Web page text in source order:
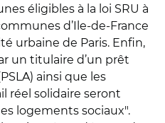
éligibles à la loi SRU à
d’Ile-de-France
urbaine de Paris. Enfin,
un titulaire d’un prêt
ainsi que les
réel solidaire seront
logements sociaux".